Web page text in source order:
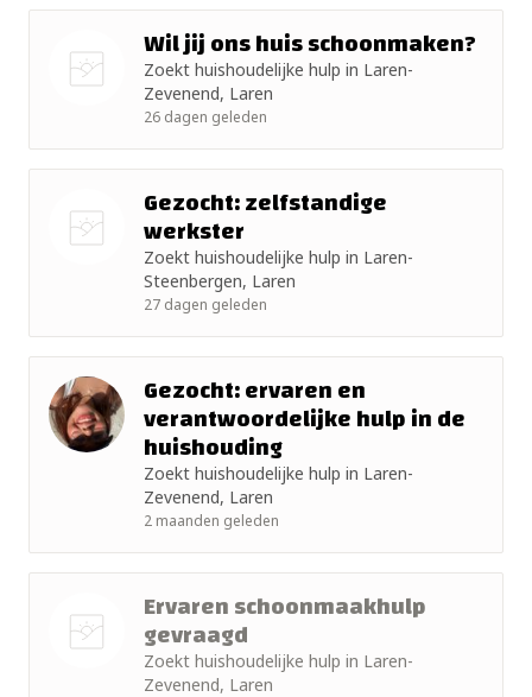
Wil jij ons huis schoonmaken?
Zoekt huishoudelijke hulp in Laren-
Zevenend, Laren
26 dagen geleden
Gezocht: zelfstandige
werkster
Zoekt huishoudelijke hulp in Laren-
Steenbergen, Laren
27 dagen geleden
Gezocht: ervaren en
verantwoordelijke hulp in de
huishouding
Zoekt huishoudelijke hulp in Laren-
Zevenend, Laren
2 maanden geleden
Ervaren schoonmaakhulp
gevraagd
Zoekt huishoudelijke hulp in Laren-
Zevenend, Laren